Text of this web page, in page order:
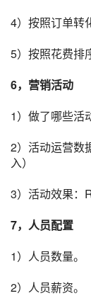
4）按照订单转
5）按照花费排
6， 营销活动
1）做了哪些活
2）活动运营数
入）
3）活动效果：
7，人员配置
1）人员数量。
2）人员薪资。